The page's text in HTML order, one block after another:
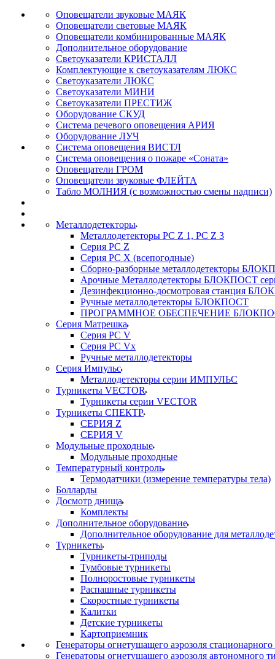
Оповещатели звуковые МАЯК
Оповещатели световые МАЯК
Оповещатели комбинированные МАЯК
Дополнительное оборудование
Светоуказатели КРИСТАЛЛ
Комплектующие к светоуказателям ЛЮКС
Светоуказатели ЛЮКС
Светоуказатели МИНИ
Светоуказатели ПРЕСТИЖ
Оборудование СКУД
Система речевого оповещения АРИЯ
Оборудование ЛУЧ
Система оповещения ВИСТЛ
Система оповещения о пожаре «Соната»
Оповещатели ГРОМ
Оповещатели звуковые ФЛЕЙТА
Табло МОЛНИЯ (с возможностью смены надписи)
Металлодетекторы
Металлодетекторы РС Z 1, PC Z 3
Серия РС Z
Серия РС X (всепогодные)
Сборно-разборные металлодетекторы
Арочные Металлодетекторы БЛОКПОСТ
Дезинфекционно-досмотровая станция
Ручные металлодетекторы БЛОКПОСТ
ПРОГРАММНОЕ ОБЕСПЕЧЕНИЕ
Серия Матрешка
Серия PC V
Серия PC Vx
Ручные металлодетекторы
Серия Импульс
Металлодетекторы серии ИМПУЛЬС
Турникеты VECTOR
Турникеты серии VECTOR
Турникеты СПЕКТР
СЕРИЯ Z
СЕРИЯ V
Модульные проходные
Модульные проходные
Температурный контроль
Термодатчики (измерение температуры тела)
Болларды
Досмотр днища
Комплекты
Дополнительное оборудование
Дополнительное оборудование для
Турникеты
Турникеты-триподы
Тумбовые турникеты
Полноростовые турникеты
Распашные турникеты
Скоростные турникеты
Калитки
Детские турникеты
Картоприемник
Генераторы огнетушащего аэрозоля стационарного
Генераторы огнетушащего аэрозоля автономного